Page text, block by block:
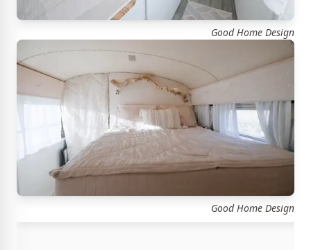
Good Home Design
Good Home Design